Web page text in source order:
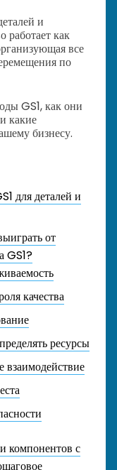
и
работает как
все
по
GS1, как они
какие
бизнесу.
для деталей и
от
GS1?
качества
ресурсы
взаимодействие
компонентов с